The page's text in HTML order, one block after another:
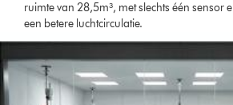
ruimte van 28,5m³, met slechts één sensor
een betere luchtcirculatie.